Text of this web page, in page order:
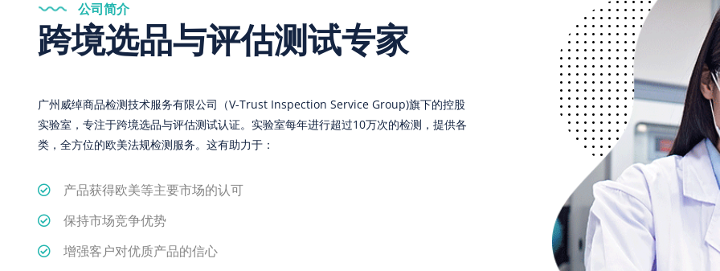
公司简介
跨境选品与评估测试专家
广州威绰商品检测技术服务有限公司（V-Trust Inspection Service Group)旗下的控股
实验室，专注于跨境选品与评估测试认证。实验室每年进行超过10万次的检测，提供各
类，全方位的欧美法规检测服务。这有助力于：
产品获得欧美等主要市场的认可
保持市场竞争优势
增强客户对优质产品的信心